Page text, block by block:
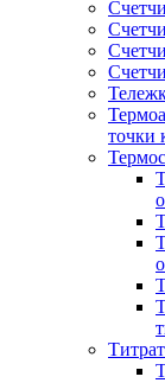
точки